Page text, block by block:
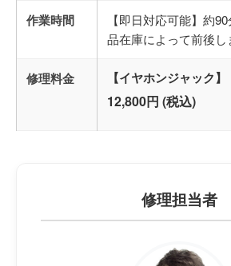
作業時間
【即日対応可能】約
品在庫によって前後し
修理料金 【イヤホンジャック】
12,800円 (税込)
修理担当者